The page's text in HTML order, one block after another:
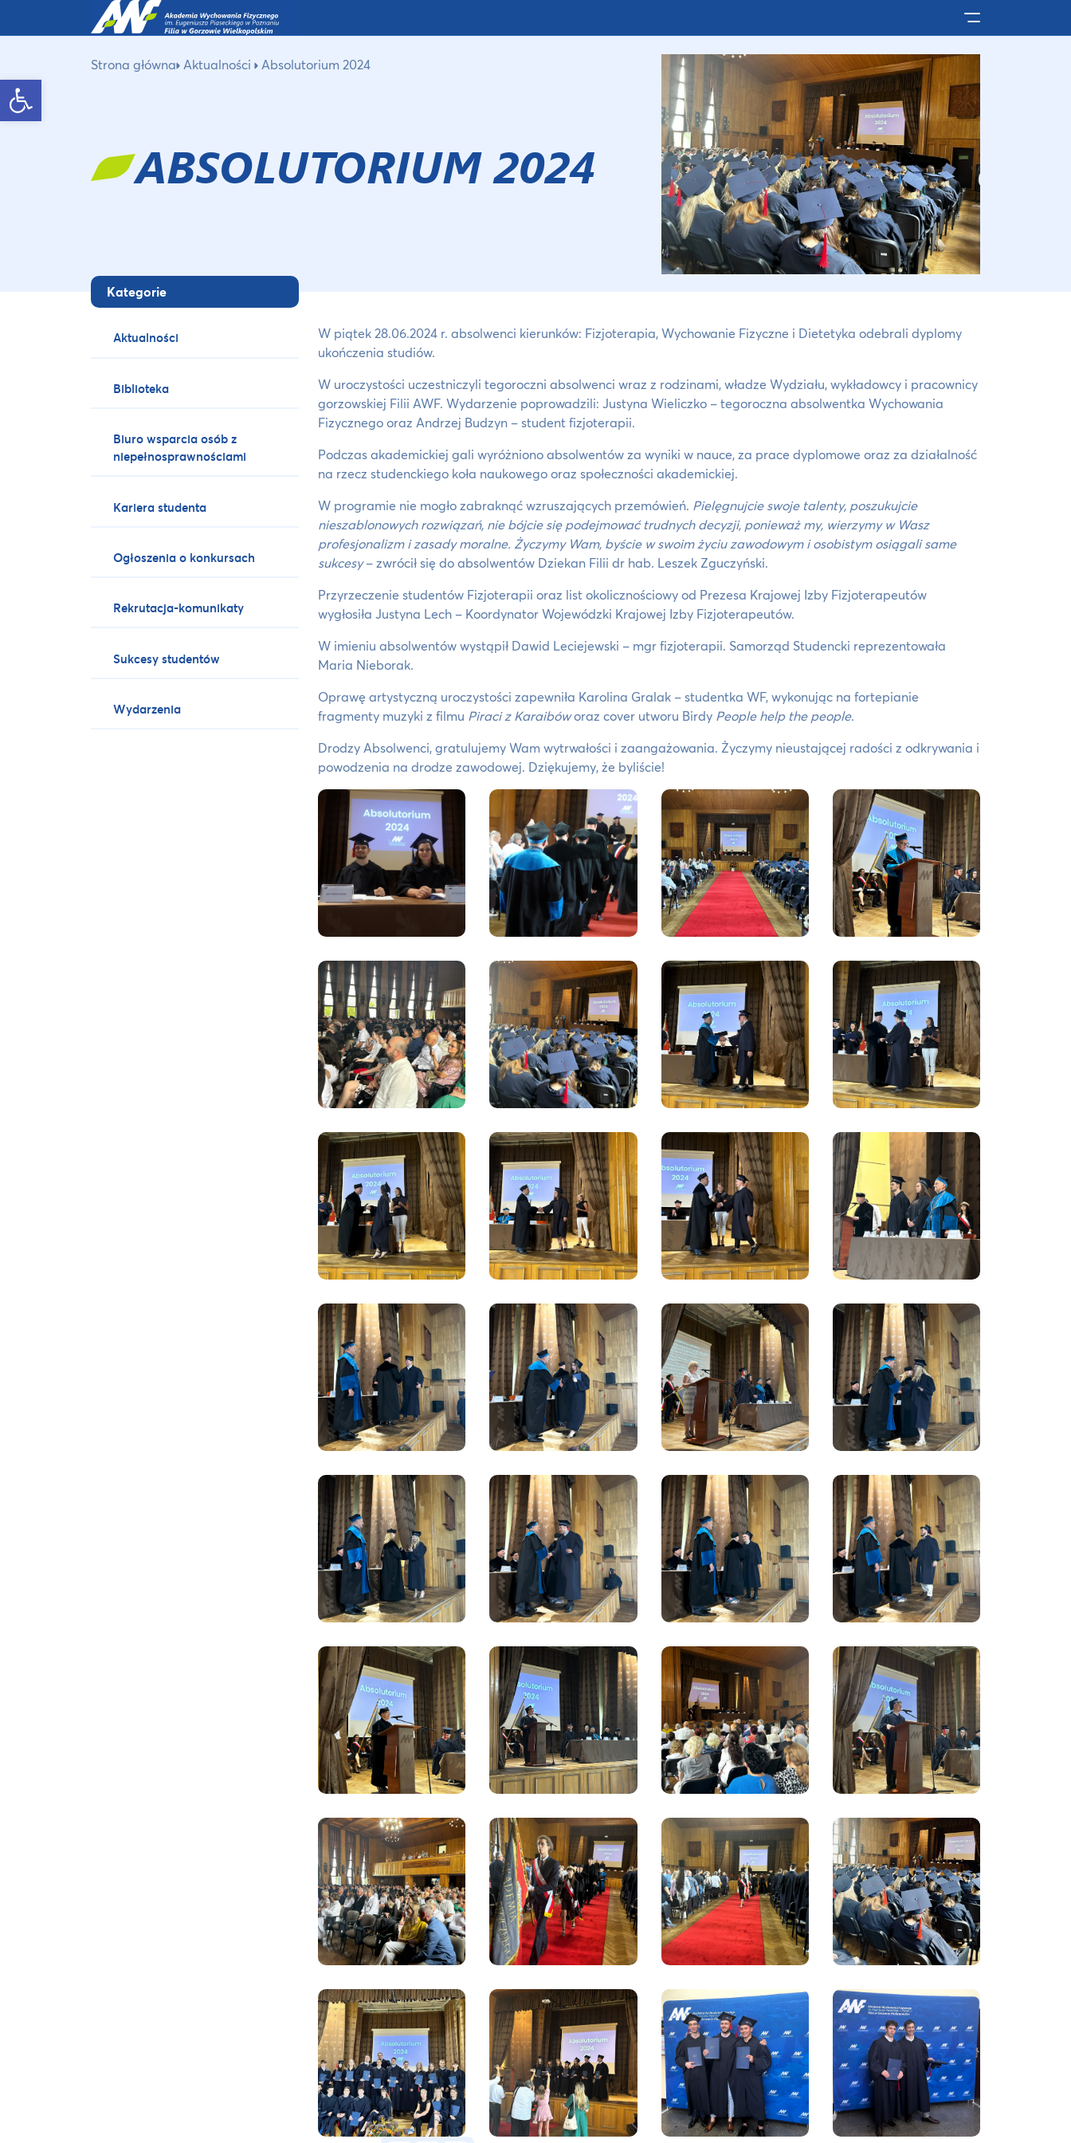
Otwórz pasek narzędzi
Pokaż/ukryj
Strona główna Aktualności Absolutorium 2024
ABSOLUTORIUM 2024
Kategorie
Aktualności
Biblioteka
Biuro wsparcia osób z
niepełnosprawnościami
Kariera studenta
Ogłoszenia o konkursach
Rekrutacja-komunikaty
Sukcesy studentów
Wydarzenia
W piątek 28.06.2024 r. absolwenci kierunków: Fizjoterapia, Wychowanie Fizyczne i Dietetyka odebrali dyplomy
ukończenia studiów.
W uroczystości uczestniczyli tegoroczni absolwenci wraz z rodzinami, władze Wydziału, wykładowcy i pracownicy
gorzowskiej Filii AWF. Wydarzenie poprowadzili: Justyna Wieliczko – tegoroczna absolwentka Wychowania
Fizycznego oraz Andrzej Budzyn – student fizjoterapii.
Podczas akademickiej gali wyróżniono absolwentów za wyniki w nauce, za prace dyplomowe oraz za działalność
na rzecz studenckiego koła naukowego oraz społeczności akademickiej.
W programie nie mogło zabraknąć wzruszających przemówień. Pielęgnujcie swoje talenty, poszukujcie
nieszablonowych rozwiązań, nie bójcie się podejmować trudnych decyzji, ponieważ my, wierzymy w Wasz
profesjonalizm i zasady moralne. Życzymy Wam, byście w swoim życiu zawodowym i osobistym osiągali same
sukcesy– zwrócił się do absolwentów Dziekan Filii dr hab. Leszek Zguczyński.
Przyrzeczenie studentów Fizjoterapii oraz list okolicznościowy od Prezesa Krajowej Izby Fizjoterapeutów
wygłosiła Justyna Lech – Koordynator Wojewódzki Krajowej Izby Fizjoterapeutów.
W imieniu absolwentów wystąpił Dawid Leciejewski – mgr fizjoterapii. Samorząd Studencki reprezentowała
Maria Nieborak.
Oprawę artystyczną uroczystości zapewniła Karolina Gralak – studentka WF, wykonując na fortepianie
fragmenty muzyki z filmu Piraci z Karaibóworaz cover utworu Birdy People help the people.
Drodzy Absolwenci, gratulujemy Wam wytrwałości i zaangażowania. Życzymy nieustającej radości z odkrywania i
powodzenia na drodze zawodowej. Dziękujemy, że byliście!